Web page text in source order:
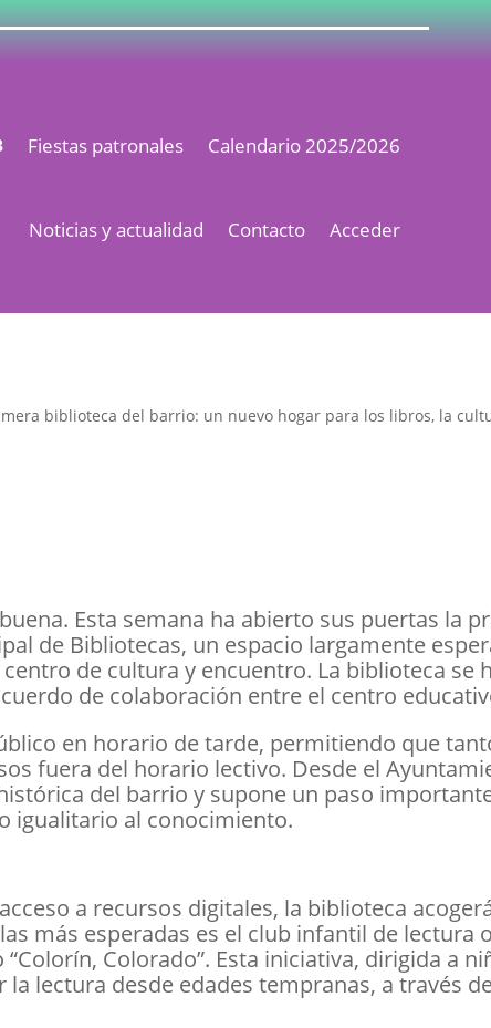
Fiestas patronales Calendario 2025/2026
Noticias y actualidad Contacto Acceder
biblioteca del barrio: un nuevo hogar para los libros, la
Esta semana ha abierto sus puertas la
de Bibliotecas, un espacio largamente
de cultura y encuentro. La biblioteca se
de colaboración entre el centro
en horario de tarde, permitiendo que
fuera del horario lectivo. Desde el
del barrio y supone un paso
igualitario al conocimiento.
a recursos digitales, la biblioteca
más esperadas es el club infantil de lectura
Colorado”. Esta iniciativa, dirigida a
lectura desde edades tempranas, a través